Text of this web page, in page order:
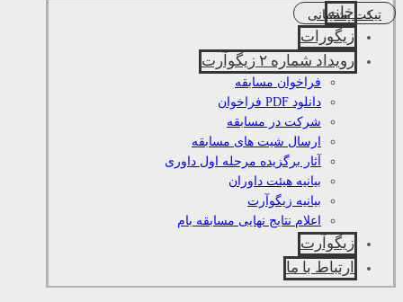
تیکت پشتیبانی
خانه
زیگورات
رویداد شماره ۲ زیگوآرت
فراخوان مسابقه
دانلود PDF فراخوان
شرکت در مسابقه
ارسال شیت های مسابقه
آثار برگزیده مرحله اول داوری
بیانیه هیئت داوران
بیانیه زیگوآرت
اعلام نتایج نهایی مسابقه بام
زیگوآرت
ارتباط با ما